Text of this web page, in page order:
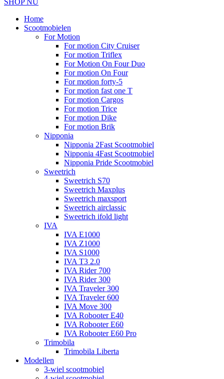
Home
Scootmobielen
For Motion
For motion City Cruiser
For motion Triflex
For Motion On Four Duo
For motion On Four
For motion forty-5
For motion fast one T
For motion Cargos
For motion Trice
For motion Dike
For motion Brik
Nipponia
Nipponia 2Fast Scootmobiel
Nipponia 4Fast Scootmobiel
Nipponia Pride Scootmobiel
Sweetrich
Sweetrich S70
Sweetrich Maxplus
Sweetrich maxsport
Sweetrich airclassic
Sweetrich ifold light
IVA
IVA E1000
IVA Z1000
IVA S1000
IVA T3 2.0
IVA Rider 700
IVA Rider 300
IVA Traveler 300
IVA Traveler 600
IVA Move 300
IVA Robooter E40
IVA Robooter E60
IVA Robooter E60 Pro
Trimobila
Trimobila Liberta
Modellen
3-wiel scootmobiel